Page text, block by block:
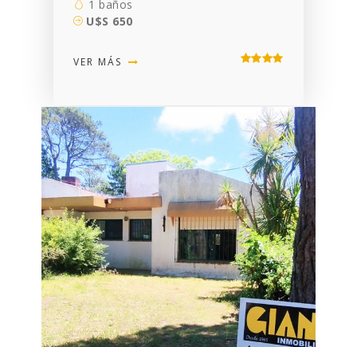
1 baños
U$S 650
VER MÁS